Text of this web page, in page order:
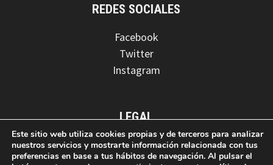
REDES SOCIALES
Facebook
Twitter
Instagram
LEGAL
Aviso legal
Política de privacidad
Este sitio web utiliza cookies propias y de terceros para analizar
nuestros servicios y mostrarte información relacionada con tus
preferencias en base a tus hábitos de navegación. Al pulsar el